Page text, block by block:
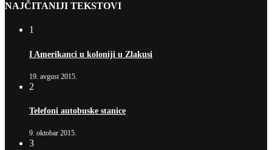
NAJČITANIJI TEKSTOVI
1
I Amerikanci u koloniji u Zlakusi
19. avgust 2015.
2
Telefoni autobuske stanice
9. oktobar 2015.
3